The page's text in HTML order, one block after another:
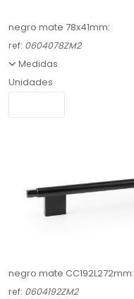
negro mate 78x41mm:
ref: 0604078ZM2
Medidas
Unidades
negro mate CC192L272mm:
ref: 0604192ZM2